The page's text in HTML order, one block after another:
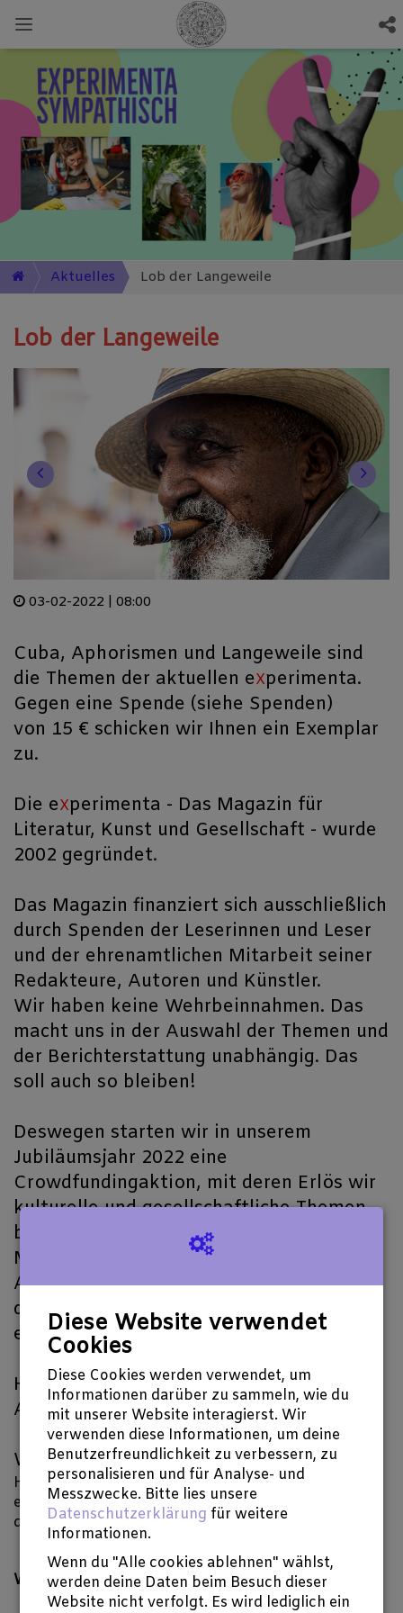
Aktuelles Lob der Langeweile
Lob der Langeweile
03-02-2022 | 08:00
Cuba, Aphorismen und Langeweile sind
die Themen der aktuellen eXperimenta.
Gegen eine Spende (siehe Spenden)
von 15 € schicken wir Ihnen ein Exemplar
zu.
Die eXperimenta - Das Magazin für
Literatur, Kunst und Gesellschaft - wurde
2002 gegründet.
Das Magazin finanziert sich ausschließlich
durch Spenden der Leserinnen und Leser
und der ehrenamtlichen Mitarbeit seiner
Redakteure, Autoren und Künstler.
Wir haben keine Wehrbeinnahmen. Das
macht uns in der Auswahl der Themen und
der Berichterstattung unabhängig. Das
soll auch so bleiben!
Deswegen starten wir in unserem
Jubiläumsjahr 2022 eine
Crowdfundingaktion, mit deren Erlös wir
kulturelle und gesellschaftliche Themen
bearbeiten können, die aus eigenen
Mitteln nicht zu bewältigen sind.
Außerdem sichern Sie mit Ihrer Spende
das regelmäßige Erscheinen der
e
perimenta.
Herausgeber sind Prof. Dr. Mario
Andreotti und Rüdiger Heins.
Wir freuen uns über jede Spende!
Hier geht es zur KENTAA Seite. Dort können Sie ab
einem Betrag von 5 € Ihre Solidarität bekunden und
die folgenden Ausgaben der eXperimenta sichern.
Was wir machen
Diese Website verwendet
Cookies
Diese Cookies werden verwendet, um
Informationen darüber zu sammeln, wie du
mit unserer Website interagierst. Wir
verwenden diese Informationen, um deine
Benutzerfreundlichkeit zu verbessern, zu
personalisieren und für Analyse- und
Messzwecke. Bitte lies unsere
Datenschutzerklärung für weitere
Informationen.
Wenn du "Alle cookies ablehnen" wählst,
werden deine Daten beim Besuch dieser
Website nicht verfolgt. Es wird lediglich ein